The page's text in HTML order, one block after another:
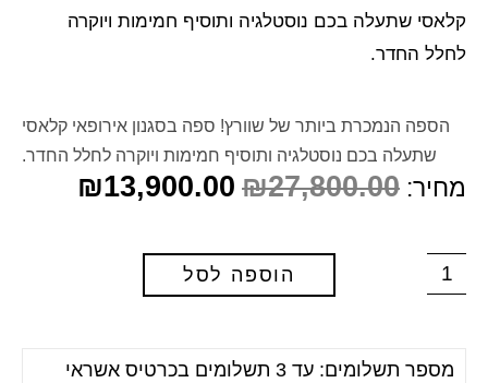
קלאסי שתעלה בכם נוסטלגיה ותוסיף חמימות ויוקרה
לחלל החדר.
הספה הנמכרת ביותר של שוורץ! ספה בסגנון אירופאי קלאסי
שתעלה בכם נוסטלגיה ותוסיף חמימות ויוקרה לחלל החדר.
מחיר: ₪27,800.00
₪13,900.00
הוספה לסל
מספר תשלומים: עד 3 תשלומים בכרטיס אשראי